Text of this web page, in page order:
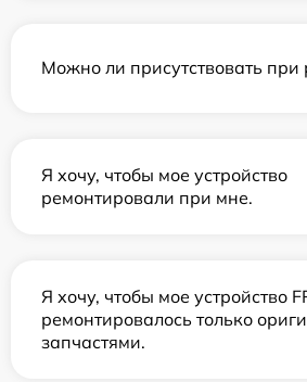
Можно ли присутствовать при
Я хочу, чтобы мое устройство
ремонтировали при мне.
Я хочу, чтобы мое устройство
ремонтировалось только
запчастями.